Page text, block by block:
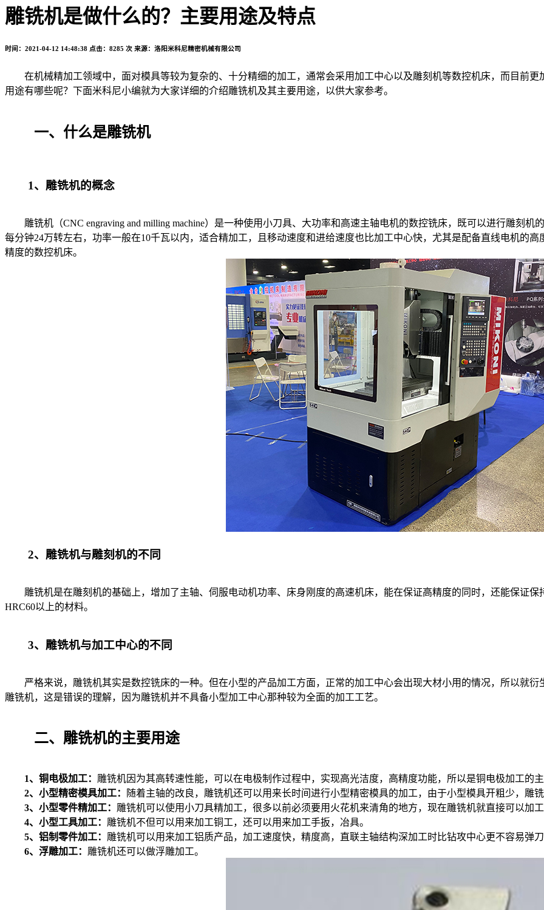
雕铣机是做什么的？主要用途及特点
时间：2021-04-12 14:48:38 点击：8285 次 来源：洛阳米科尼精密机械有限公司
在机械精加工领域中，面对模具等较为复杂的、十分精细的加工，通常会采用加工中心以及雕刻机等数控机床，而目前更
用途有哪些呢？下面米科尼小编就为大家详细的介绍雕铣机及其主要用途，以供大家参考。
一、什么是雕铣机
1、雕铣机的概念
雕铣机（CNC engraving and milling machine）是一种使用小刀具、大功率和高速主轴电机的数控铣床，既可以进行雕刻机
每分钟24万转左右，功率一般在10千瓦以内，适合精加工，且移动速度和进给速度也比加工中心快，尤其是配备直线电机的
精度的数控机床。
2、雕铣机与雕刻机的不同
雕铣机是在雕刻机的基础上，增加了主轴、伺服电动机功率、床身刚度的高速机床，能在保证高精度的同时，还能保证保
HRC60以上的材料。
3、雕铣机与加工中心的不同
严格来说，雕铣机其实是数控铣床的一种。但在小型的产品加工方面，正常的加工中心会出现大材小用的情况，所以就衍
雕铣机，这是错误的理解，因为雕铣机并不具备小型加工中心那种较为全面的加工工艺。
二、雕铣机的主要用途
1、铜电极加工： 雕铣机因为其高转速性能，可以在电极制作过程中，实现高光洁度，高精度功能，所以是铜电极加工的
2、小型精密模具加工：
随着主轴的改良，雕铣机还可以用来长时间进行小型精密模具的加工，由于小型模具开粗少，雕
3、小型零件精加工： 雕铣机可以使用小刀具精加工，很多以前必须要用火花机来清角的地方，现在雕铣机就直接可以加
4、小型工具加工： 雕铣机不但可以用来加工铜工，还可以用来加工手扳，冶具。
5、铝制零件加工： 雕铣机可以用来加工铝质产品，加工速度快，精度高，直联主轴结构深加工时比钻攻中心更不容易弹
6、浮雕加工： 雕铣机还可以做浮雕加工。